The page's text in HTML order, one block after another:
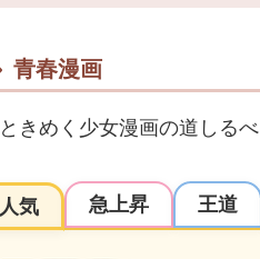
青春漫画
ときめく少女漫画の道しるべ
人気 急上昇 王道